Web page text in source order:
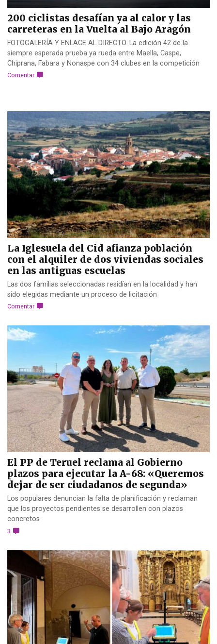
200 ciclistas desafían ya al calor y las
carreteras en la Vuelta al Bajo Aragón
FOTOGALERÍA Y ENLACE AL DIRECTO. La edición 42 de la
siempre esperada prueba ya rueda entre Maella, Caspe,
Chiprana, Fabara y Nonaspe con 34 clubes en la competición
Comentar
La Iglesuela del Cid afianza población
con el alquiler de dos viviendas sociales
en las antiguas escuelas
Las dos familias seleccionadas residían en la localidad y han
sido elegidas mediante un proceso de licitación
Comentar
El PP de Teruel reclama al Gobierno
plazos para ejecutar la A-68: «Queremos
dejar de ser ciudadanos de segunda»
Los populares denuncian la falta de planificación y reclaman
que los proyectos pendientes se desarrollen con plazos
concretos
3